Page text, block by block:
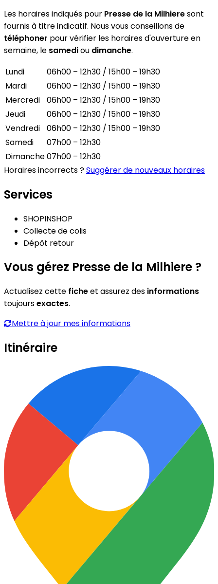
Les horaires indiqués pour Presse de la Milhieresont
fournis à titre indicatif. Nous vous conseillons de
téléphoner pour vérifier les horaires d'ouverture en
semaine, le samediou dimanche.
Lundi
06h00 – 12h30 / 15h00 – 19h30
Mardi
06h00 – 12h30 / 15h00 – 19h30
Mercredi
06h00 – 12h30 / 15h00 – 19h30
Jeudi
06h00 – 12h30 / 15h00 – 19h30
Vendredi
06h00 – 12h30 / 15h00 – 19h30
Samedi
07h00 – 12h30
Dimanche07h00 – 12h30
Horaires incorrects ?Suggérer de nouveaux horaires
Services
SHOPINSHOP
Collecte de colis
Dépôt retour
Vous gérez Presse de la Milhiere ?
Actualisez cette ficheet assurez des informations
toujoursexactes.
Mettre à jour mes informations
Itinéraire